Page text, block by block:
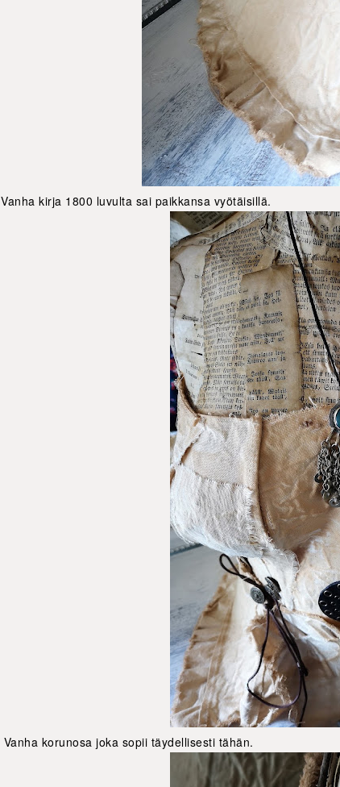
Vanha kirja 1800 luvulta sai paikkansa vyötäisillä.
Vanha korunosa joka sopii täydellisesti tähän.